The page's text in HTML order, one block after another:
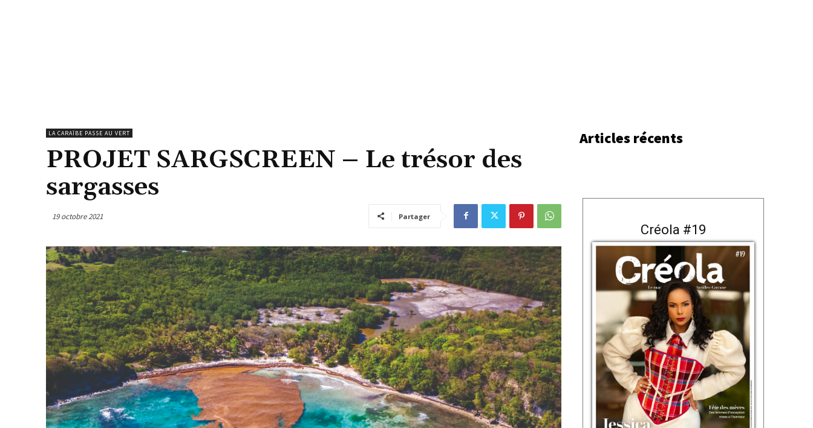
LA CARAÏBE PASSE AU VERT
PROJET SARGSCREEN – Le trésor des
sargasses
19 octobre 2021 Partager
Articles récents
Créola #19